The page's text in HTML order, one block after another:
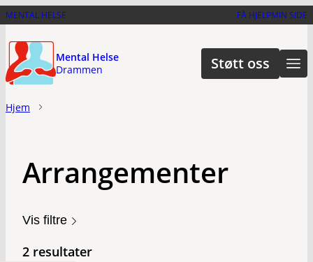
Hopp
hovedinnhold
MENTAL HELSE FÅ HJELPMIN SIDE
Mental Helse
Drammen
Støtt oss
Hjem
Arrangementer
Vis filtre
2 resultater